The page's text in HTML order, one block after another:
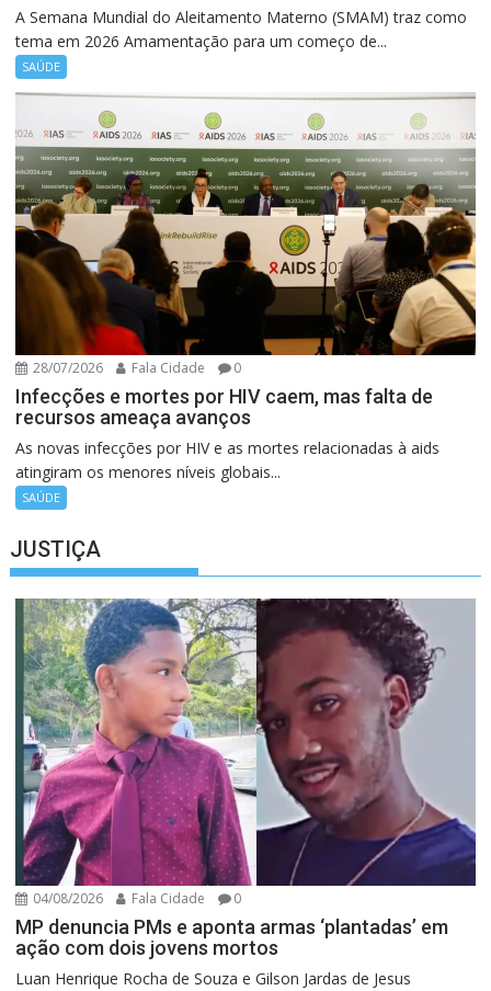
A Semana Mundial do Aleitamento Materno (SMAM) traz como
tema em 2026 Amamentação para um começo de...
SAÚDE
28/07/2026 Fala Cidade 0
Infecções e mortes por HIV caem, mas falta de
recursos ameaça avanços
As novas infecções por HIV e as mortes relacionadas à aids
atingiram os menores níveis globais...
SAÚDE
JUSTIÇA
04/08/2026 Fala Cidade 0
MP denuncia PMs e aponta armas ‘plantadas’ em
ação com dois jovens mortos
Luan Henrique Rocha de Souza e Gilson Jardas de Jesus